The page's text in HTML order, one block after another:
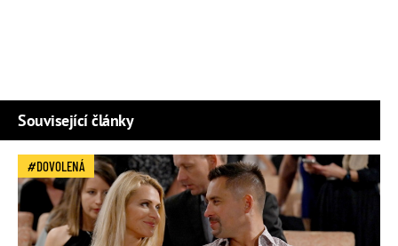
Související články
DOVOLENÁ